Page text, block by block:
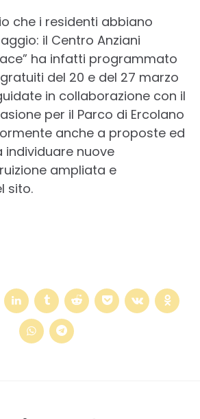
che i residenti abbiano
il Centro Anziani
ha infatti programmato
del 20 e del 27 marzo
in collaborazione con il
per il Parco di Ercolano
anche a proposte ed
individuare nuove
ampliata e
sito.